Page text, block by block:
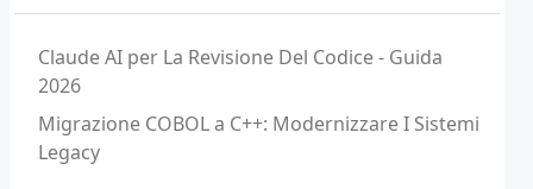
Claude AI per La Revisione Del Codice - Guida
2026
Migrazione COBOL a C++: Modernizzare I Sistemi
Legacy